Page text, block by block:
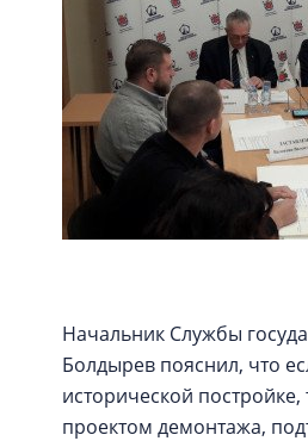
Начальник Службы
Болдырев пояснил, что
исторической
проектом демонтажа,